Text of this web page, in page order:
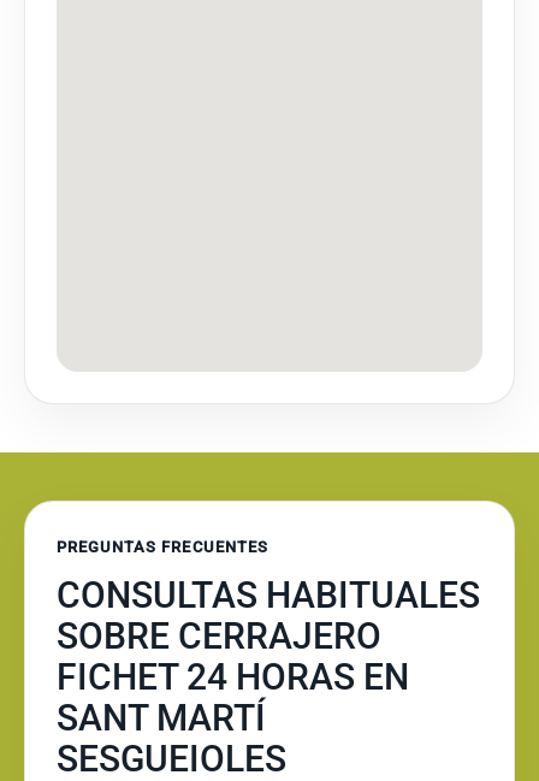
PREGUNTAS FRECUENTES
CONSULTAS HABITUALES
SOBRE CERRAJERO
FICHET 24 HORAS EN
SANT MARTÍ
SESGUEIOLES